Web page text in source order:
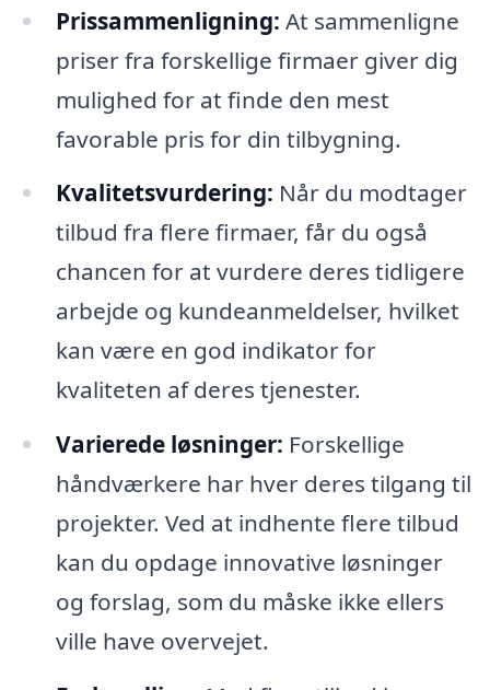
Prissammenligning: At sammenligne
priser fra forskellige firmaer giver dig
mulighed for at finde den mest
favorable pris for din tilbygning.
Kvalitetsvurdering: Når du modtager
tilbud fra flere firmaer, får du også
chancen for at vurdere deres tidligere
arbejde og kundeanmeldelser, hvilket
kan være en god indikator for
kvaliteten af deres tjenester.
Varierede løsninger: Forskellige
håndværkere har hver deres tilgang til
projekter. Ved at indhente flere tilbud
kan du opdage innovative løsninger
og forslag, som du måske ikke ellers
ville have overvejet.